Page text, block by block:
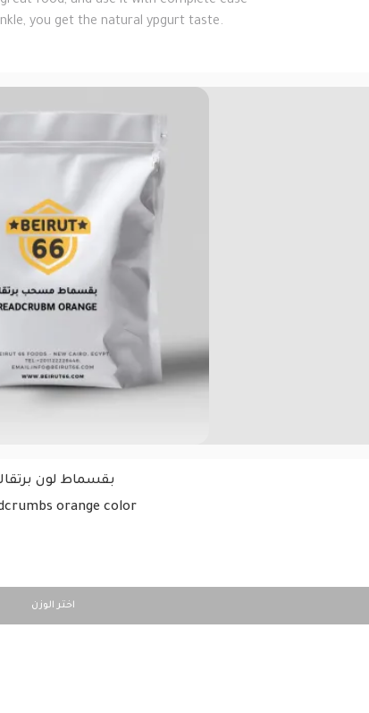
you get the natural ypgurt taste.
بقسماط لون
orange color
اختر الوزن